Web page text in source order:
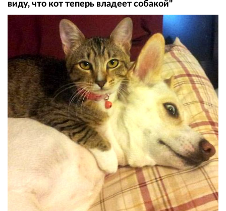
виду, что кот теперь владеет собакой"